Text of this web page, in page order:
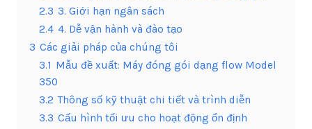
2.3 3. Giới hạn ngân sách
2.4 4. Dễ vận hành và đào tạo
3 Các giải pháp của chúng tôi
3.1 Mẫu đề xuất: Máy đóng gói dạng flow Model
350
3.2 Thông số kỹ thuật chi tiết và trình diễn
3.3 Cấu hình tối ưu cho hoạt động ổn định